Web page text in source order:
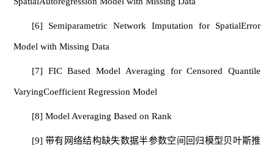
[6] Semiparametric Network Imputation for SpatialError
Model with Missing Data
[7] FIC Based Model Averaging for Censored Quantile
VaryingCoefficient Regression Model
[8] Model Averaging Based on Rank
[9] 带有网络结构缺失数据半参数空间回归模型贝叶斯推